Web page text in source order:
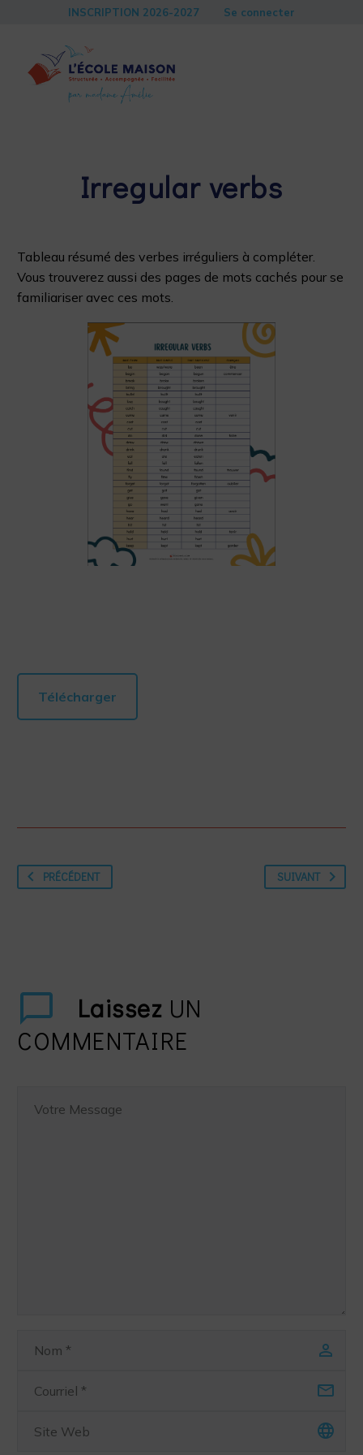
INSCRIPTION 2026-2027 Se connecter
11 avril 2025
Irregular verbs
Tableau résumé des verbes irréguliers à compléter.
Vous trouverez aussi des pages de mots cachés pour se
familiariser avec ces mots.
Télécharger
PRÉCÉDENT SUIVANT
Laissez UN
COMMENTAIRE